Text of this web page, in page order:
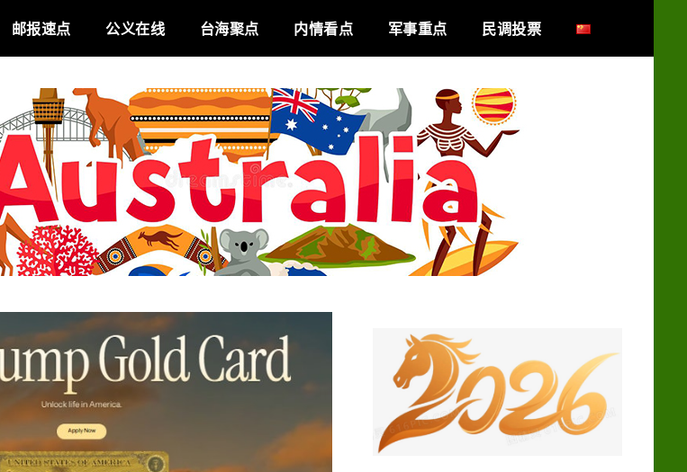
邮报速点 公义在线 台海聚点 内情看点 军事重点 民调投票